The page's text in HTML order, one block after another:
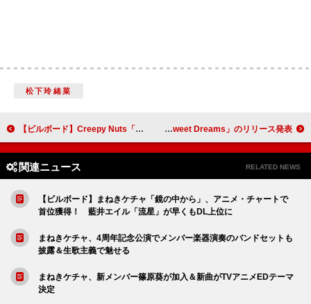
松下玲緒菜
【ビルボード】Creepy Nuts「オトノケ」5つの国/地域で20連覇 シンガポールでYOASOBIが上昇 J-HOPE、ミゲルとのコラボ曲「Sweet Dreams」のリリース発表
関連ニュース RELATED NEWS
【ビルボード】まねきケチャ「鏡の中から」、アニメ・チャートで
首位獲得！ 藍井エイル「流星」が早くもDL上位に
まねきケチャ、4周年記念公演でメンバー楽器演奏のバンドセットも
披露＆生歌主義で魅せる
まねきケチャ、新メンバー篠原葵が加入＆新曲がTVアニメEDテーマ
決定